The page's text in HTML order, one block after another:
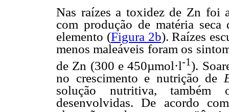
Nas raízes a toxidez de Zn foi
com produção de matéria seca
elemento (Figura 2b). Raízes
menos maleáveis foram os
de Zn (300 e 450µmol·l-1).
no crescimento e nutrição de
solução nutritiva, também
desenvolvidas. De acordo